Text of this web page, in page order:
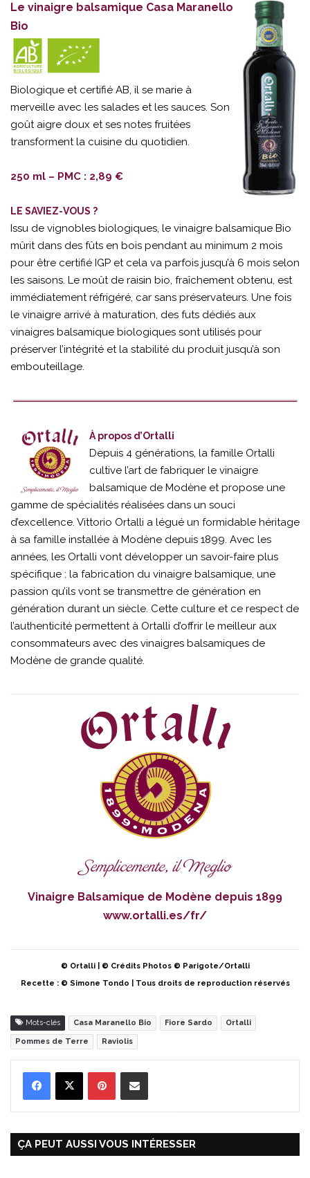
Le vinaigre balsamique Casa Maranello
Bio
Biologique et certifié AB, il se marie à
merveille avec les salades et les sauces. Son
goût aigre doux et ses notes fruitées
transforment la cuisine du quotidien.
250 ml – PMC : 2,89 €
LE SAVIEZ-VOUS ?
Issu de vignobles biologiques, le vinaigre balsamique Bio
mûrit dans des fûts en bois pendant au minimum 2 mois
pour être certifié IGP et cela va parfois jusqu’à 6 mois selon
les saisons. Le moût de raisin bio, fraîchement obtenu, est
immédiatement réfrigéré, car sans préservateurs. Une fois
le vinaigre arrivé à maturation, des futs dédiés aux
vinaigres balsamique biologiques sont utilisés pour
préserver l’intégrité et la stabilité du produit jusqu’à son
embouteillage.
À propos d’Ortalli
Depuis 4 générations, la famille Ortalli
cultive l’art de fabriquer le vinaigre
balsamique de Modène et propose une
gamme de spécialités réalisées dans un souci
d’excellence. Vittorio Ortalli a légué un formidable héritage
à sa famille installée à Modène depuis 1899. Avec les
années, les Ortalli vont développer un savoir-faire plus
spécifique : la fabrication du vinaigre balsamique, une
passion qu’ils vont se transmettre de génération en
génération durant un siècle. Cette culture et ce respect de
l’authenticité permettent à Ortalli d’offrir le meilleur aux
consommateurs avec des vinaigres balsamiques de
Modène de grande qualité.
Vinaigre Balsamique de Modène depuis 1899
www.ortalli.es/fr/
© Ortalli | © Crédits Photos © Parigote/Ortalli
Recette : © Simone Tondo | Tous droits de reproduction réservés
Mots-clés Casa Maranello Bio Fiore Sardo Ortalli
Pommes de Terre Raviolis
ÇA PEUT AUSSI VOUS INTÉRESSER